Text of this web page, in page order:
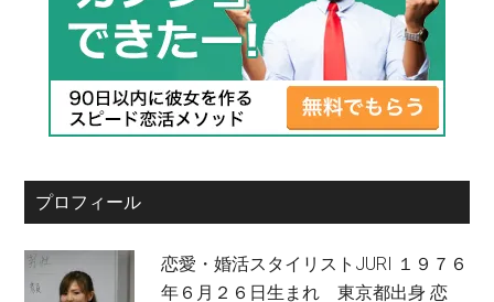
プロフィール
恋愛・婚活スタイリストJURI １９７６
年６月２６日生まれ 東京都出身 恋